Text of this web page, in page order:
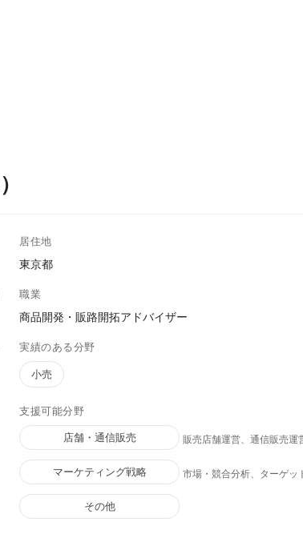
居住地
東京都
職業
商品開発・販路開拓アドバイザー
実績のある分野
小売
支援可能分野
店舗・通信販売 販売店舗運営、通信販売運
マーケティング戦略 市場・競合分析、ターゲッ
その他